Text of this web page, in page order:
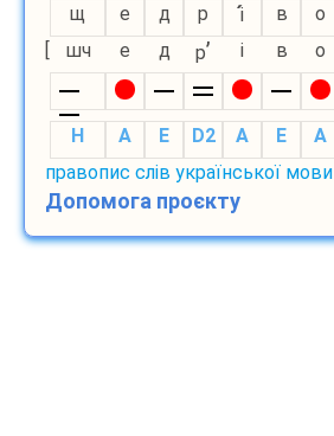
щ е д р і в о
[
шч е д р’ і в о
H A E D2 A E A
правопис слів української мови
Допомога проєкту